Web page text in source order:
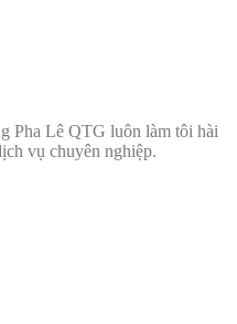
Pha Lê QTG luôn làm tôi hài
vụ chuyên nghiệp.